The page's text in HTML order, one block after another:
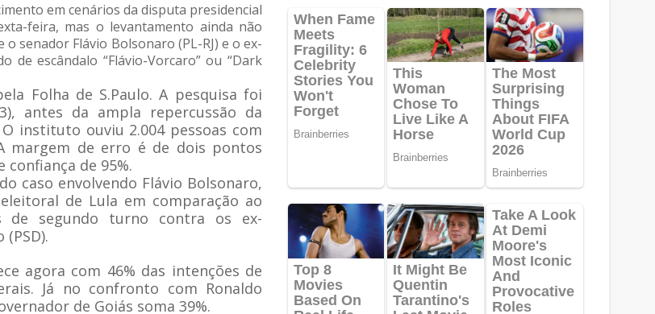
em cenários da disputa presidencial
feira, mas o levantamento ainda não
senador Flávio Bolsonaro (PL-RJ) e o ex-
de escândalo “Flávio-Vorcaro” ou “Dark
Folha de S.Paulo. A pesquisa foi
antes da ampla repercussão da
instituto ouviu 2.004 pessoas com
margem de erro é de dois pontos
de 95%.
caso envolvendo Flávio Bolsonaro,
de Lula em comparação ao
de segundo turno contra os ex-
agora com 46% das intenções de
Já no confronto com Ronaldo
de Goiás soma 39%.